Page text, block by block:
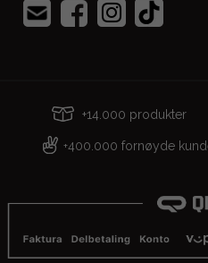
+14.000 produkter
+400.000 fornøyde